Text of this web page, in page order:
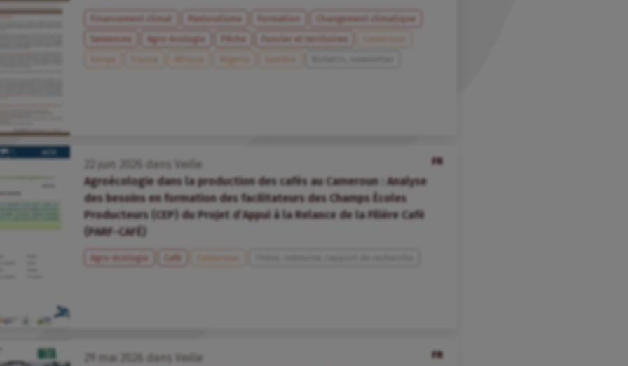
Financement climat Pastoralisme Formation
Changement climatique
Semences
Agro-écologie Pêche Foncier et territoires
Cameroun
Kenya
France Afrique Nigeria Gambie
FR
juin dans
Veille
Agroécologie dans la production des cafés au Cameroun : Analyse
des besoins en formation des facilitateurs des Champs Écoles
Producteurs (CEP) du Projet d’Appui à la Relance de la Filière Café
(PARF-CAFÉ)
Agro-écologie Café Cameroun
FR
mai dans
Veille